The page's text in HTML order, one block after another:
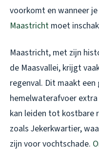
voorkomt en wanneer
Maastricht moet
Maastricht, met zijn
de Maasvallei, krijgt
regenval. Dit maakt
hemelwaterafvoer
kan leiden tot kostbare
zoals Jekerkwartier,
zijn voor vochtschade.